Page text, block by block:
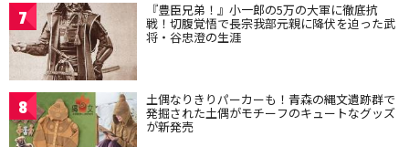
7 『豊臣兄弟！』小一郎の5万の大軍に徹底抗
戦！切腹覚悟で長宗我部元親に降伏を迫った武
将・谷忠澄の生涯
8 土偶なりきりパーカーも！青森の縄文遺跡群で
発掘された土偶がモチーフのキュートなグッズ
が新発売